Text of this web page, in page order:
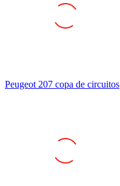
Peugeot 207 copa de circuitos